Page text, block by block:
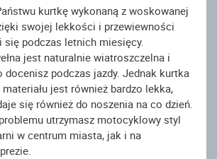
kurtkę wykonaną z woskowanej
swojej lekkości i przewiewności
się podczas letnich miesięcy.
jest naturalnie wiatroszczelna i
docenisz podczas jazdy. Jednak kurtka
jest również bardzo lekka,
się również do noszenia na co dzień.
utrzymasz motocyklowy styl
w centrum miasta, jak i na